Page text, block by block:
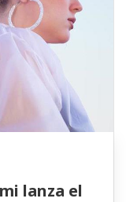
lanza el